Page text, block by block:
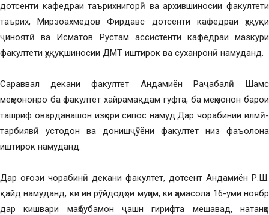
дотсенти кафедраи таърихнигорӣ ва архившиносии факултети
таърих, Мирзоахмедов Фирдавс дотсенти кафедраи ҳуқуқи
ҷиноятӣ ва Исматов Рустам ассистенти кафедраи мазкури
факултети ҳуқуқшиносии ДМТ иштирок ва суханронӣ намуданд.
Сараввал декани факултет Андамиён Раҷабалӣ Шамс
меҳмононро ба факултет хайрамақдам гуфта, ба меҳмонон барои
ташриф оварданашон изҳори сипос намуд.Дар чорабинии илмӣ-
тарбиявӣ устодон ва донишҷӯёни факултет низ фаъолона
иштирок намуданд.
Дар оғози чорабинӣ декани факултет, дотсент Андамиён Р.Ш.
қайд намуданд, ки ин рӯйдодҳои муҳим, ки ҳамасола 16-уми ноябр
дар кишвари маҳбубамон ҷашн гирифта мешавад, натанҳо